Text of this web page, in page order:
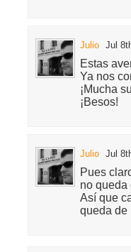
Julio Jul
Estas
Ya nos
¡Mucha
¡Besos!
Julio Jul
Pues
no queda
Así que
queda